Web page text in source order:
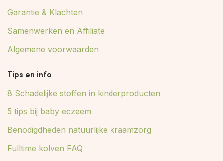
Garantie & Klachten
Samenwerken en Affiliate
Algemene voorwaarden
Tips en info
8 Schadelijke stoffen in kinderproducten
5 tips bij baby eczeem
Benodigdheden natuurlijke kraamzorg
Fulltime kolven FAQ